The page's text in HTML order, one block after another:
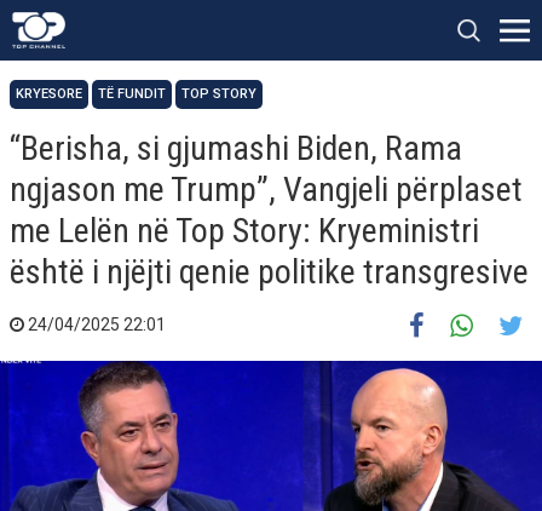
KRYESORE TË FUNDIT TOP STORY
“Berisha, si gjumashi Biden, Rama
ngjason me Trump”, Vangjeli përplaset
me Lelën në Top Story: Kryeministri
është i njëjti qenie politike transgresive
24/04/2025 22:01